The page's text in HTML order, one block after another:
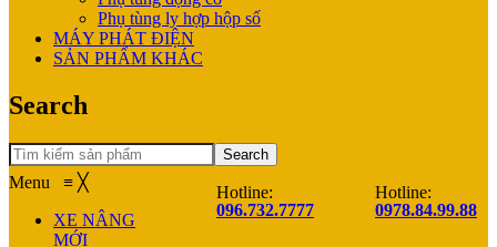
Phụ tùng ly hợp hộp số
MÁY PHÁT ĐIỆN
SẢN PHẨM KHÁC
Search
Search
Hotline:
096.732.7777
Hotline:
0978.84.99.88
Menu ≡ ╳
XE NÂNG
MỚI